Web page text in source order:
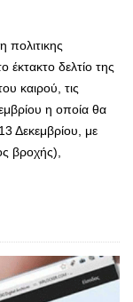
πολιτικης
έκτακτο δελτίο της
καιρού, τις
η οποία θα
Δεκεμβρίου, με
βροχής),